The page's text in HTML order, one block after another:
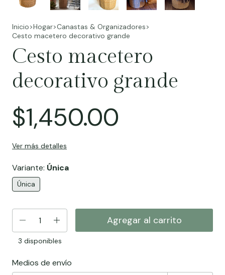
Inicio>Hogar>Canastas & Organizadores>
Cesto macetero decorativo grande
Cesto macetero
decorativo grande
$1,450.00
Ver más detalles
Variante: Única
Única
3 disponibles
Entregas para el CP:
Medios de envío